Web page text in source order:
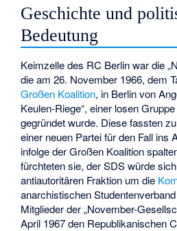
Geschichte und
Bedeutung
Keimzelle des RC Berlin war die
die am 26. November 1966, dem
Großen Koalition, in Berlin von
Keulen-Riege“, einer losen
gegründet wurde. Diese fassten
einer neuen Partei für den Fall ins
infolge der Großen Koalition
fürchteten sie, der SDS würde
antiautoritären Fraktion um die
anarchistischen
Mitglieder der „November-
April 1967 den Republikanischen